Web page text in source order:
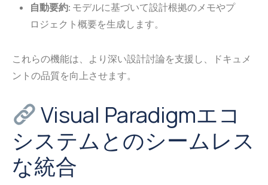
自動要約: モデルに基づいて設計根拠のメモやプ
ロジェクト概要を生成します。
これらの機能は、より深い設計討論を支援し、ドキュメ
ントの品質を向上させます。
Visual Paradigmエコ
システムとのシームレス
な統合